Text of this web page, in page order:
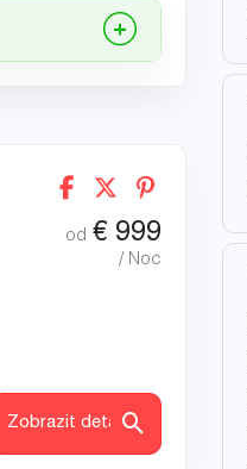
od € 999
/ Noc
Zobrazit detaily